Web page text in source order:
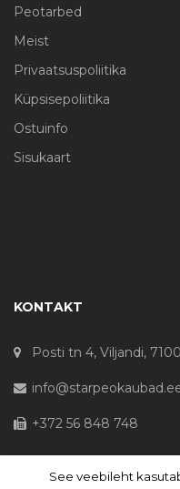
Peotarbed
Meist
Privaatsuspoliitika
Küpsisepoliitika
Ostuinfo
Sisukaart
KONTAKT
Posti tn 4, Viljandi,
+372 56 848 748
See veebileht